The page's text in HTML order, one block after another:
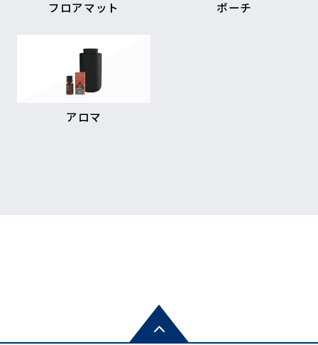
フロアマット ポーチ
アロマ